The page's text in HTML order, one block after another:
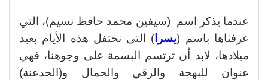
عندما يذكر اسم (سيفين محمد حافظ نسيم)، التي
عرفناها باسم (يسرا ) التى نحتفل هذه الأيام بعيد
ميلادها، لابد أن ترتسم البسمة على وجوهنا، فهي
عنوان للبهجة والرقي والجمال و(الجدعنة)